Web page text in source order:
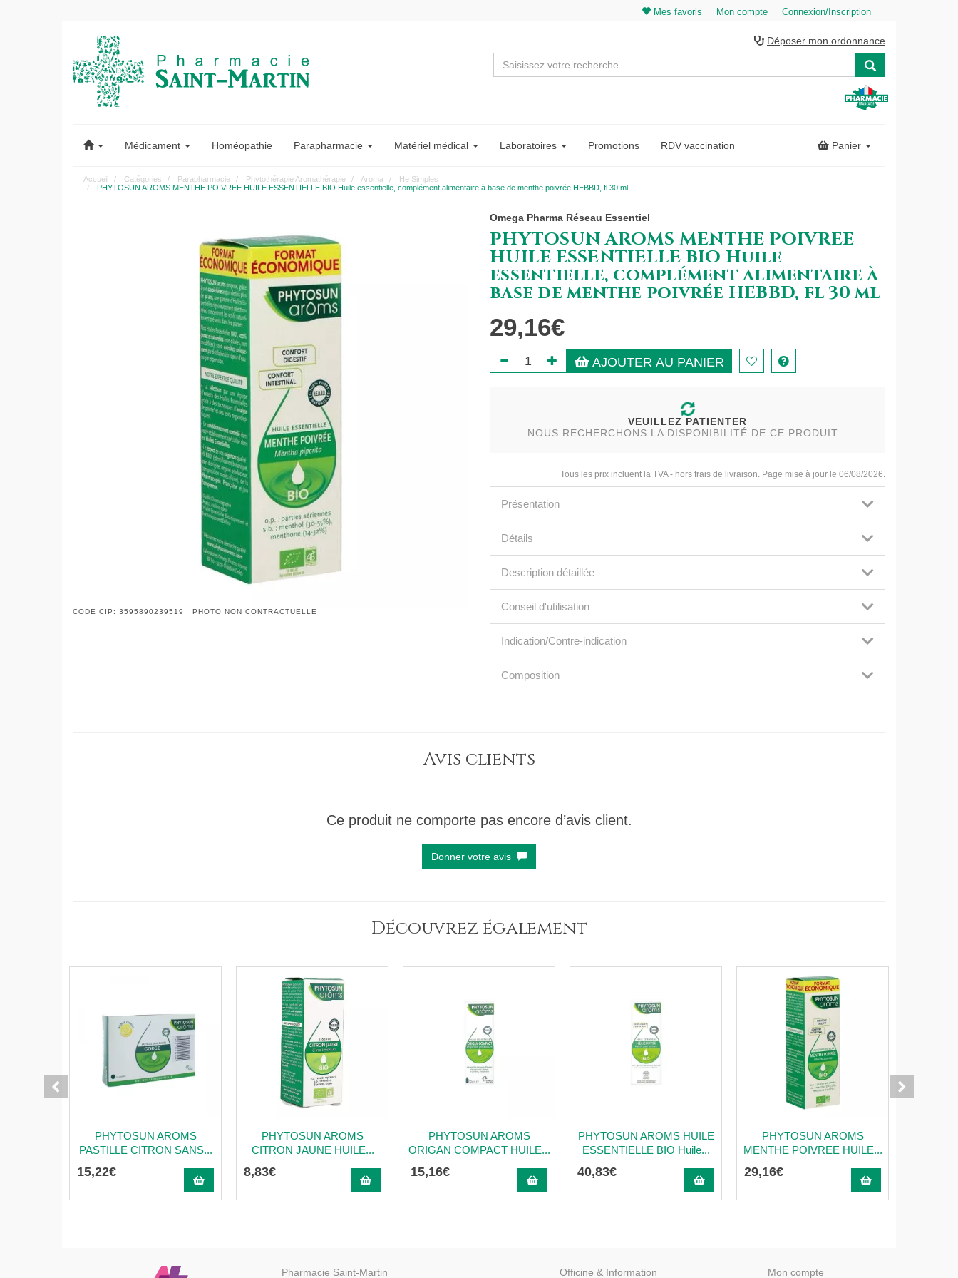
Mes favoris Mon compte Connexion/Inscription
Saint-
Martin
Déposer mon ordonnance
Médicament Homéopathie Parapharmacie Matériel médical Laboratoires Promotions RDV vaccination Panier
Accueil Catégories Parapharmacie Phytothérapie Aromathérapie Aroma
He Simples
PHYTOSUN AROMS MENTHE POIVREE HUILE ESSENTIELLE BIO Huile essentielle, complément alimentaire à base de menthe poivrée HEBBD, fl 30 ml
CODE CIP: 3595890239519 PHOTO NON CONTRACTUELLE
Omega Pharma Réseau Essentiel
PHYTOSUN AROMS MENTHE POIVREE
HUILE ESSENTIELLE BIO Huile
essentielle, complément alimentaire à
base de menthe poivrée HEBBD, fl 30 ml
29,16€
AJOUTER AU PANIER
VEUILLEZ PATIENTER
NOUS RECHERCHONS LA DISPONIBILITÉ DE CE PRODUIT...
Tous les prix incluent la TVA - hors frais de livraison. Page mise à jour le 06/08/2026.
Présentation
Détails
Description détaillée
Conseil d'utilisation
Indication/Contre-indication
Composition
Avis clients
Ce produit ne comporte pas encore d’avis client.
Donner votre avis
Découvrez également
PHYTOSUN AROMS
PASTILLE CITRON SANS...
15,22€
PHYTOSUN AROMS
CITRON JAUNE HUILE...
8,83€
PHYTOSUN AROMS
ORIGAN COMPACT HUILE...
15,16€
PHYTOSUN AROMS HUILE
ESSENTIELLE BIO Huile...
40,83€
PHYTOSUN AROMS
MENTHE POIVREE HUILE...
29,16€
Pharmacie Saint-Martin Officine & Information Mon compte